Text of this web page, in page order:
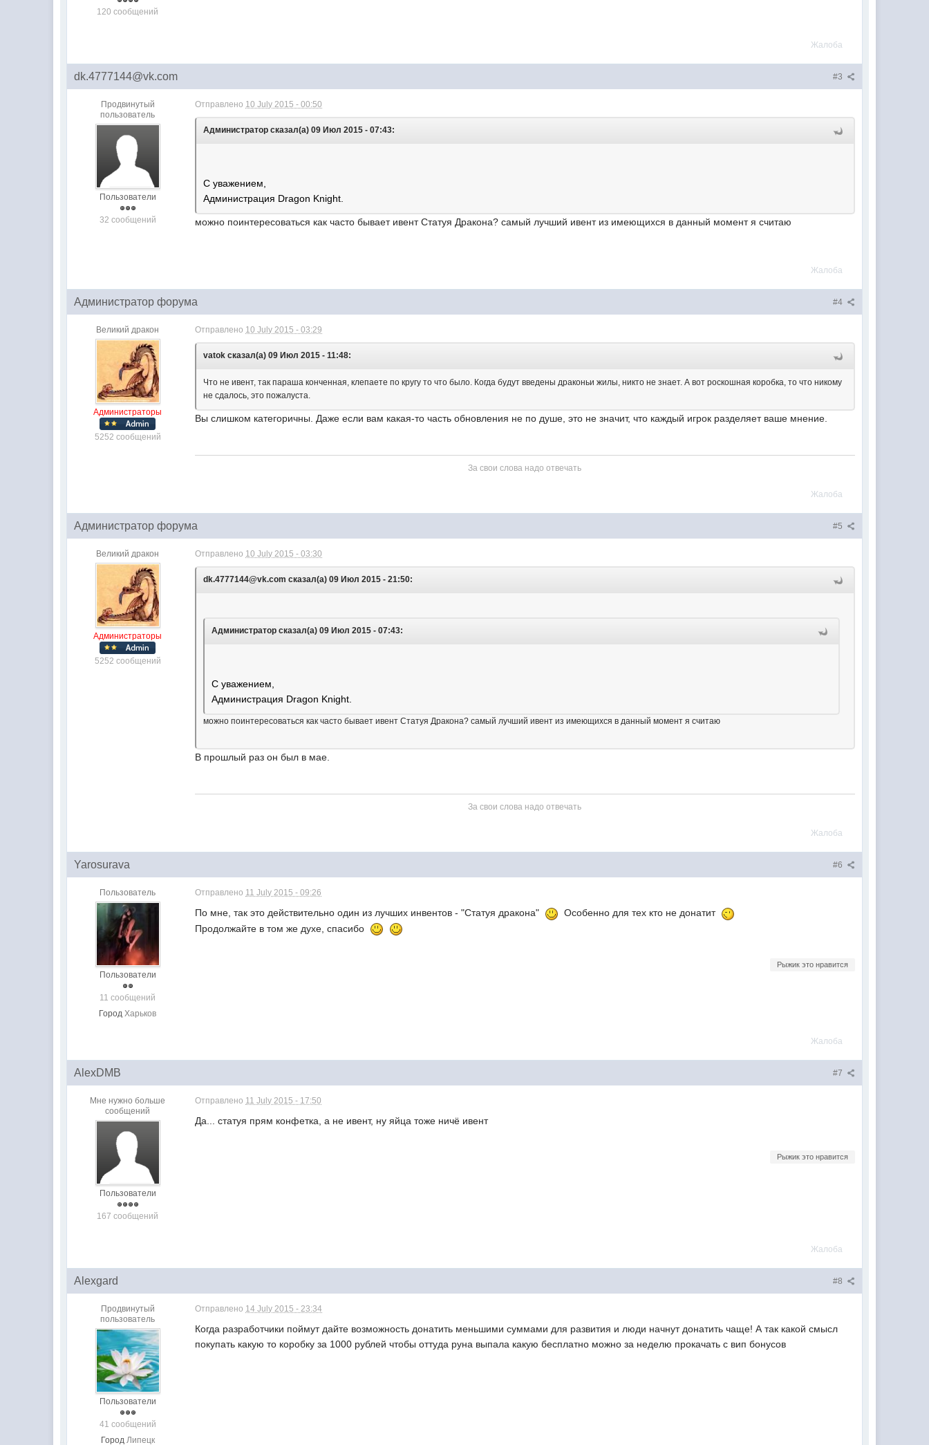
120 сообщений
Жалоба
#3
dk.4777144@vk.com
Продвинутый
пользователь
Пользователи
32 сообщений
Отправлено 10 July 2015 - 00:50
Администратор сказал(а) 09 Июл 2015 - 07:43:
С уважением,
Администрация Dragon Knight.
можно поинтересоваться как часто бывает ивент Статуя Дракона? самый лучший ивент из имеющихся в данный момент я считаю
Жалоба
#4
Администратор форума
Великий дракон
Администраторы
5252 сообщений
Отправлено 10 July 2015 - 03:29
vatok сказал(а) 09 Июл 2015 - 11:48:
Что не ивент, так параша конченная, клепаете по кругу то что было. Когда будут введены драконьи жилы, никто не знает. А вот роскошная коробка, то что никому
не сдалось, это пожалуста.
Вы слишком категоричны. Даже если вам какая-то часть обновления не по душе, это не значит, что каждый игрок разделяет ваше мнение.
За свои слова надо отвечать
Жалоба
#5
Администратор форума
Великий дракон
Администраторы
5252 сообщений
Отправлено 10 July 2015 - 03:30
dk.4777144@vk.com сказал(а) 09 Июл 2015 - 21:50:
Администратор сказал(а) 09 Июл 2015 - 07:43:
С уважением,
Администрация Dragon Knight.
можно поинтересоваться как часто бывает ивент Статуя Дракона? самый лучший ивент из имеющихся в данный момент я считаю
В прошлый раз он был в мае.
За свои слова надо отвечать
Жалоба
#6
Yarosurava
Пользователь
Пользователи
11 сообщений
Город Харьков
Отправлено 11 July 2015 - 09:26
По мне, так это действительно один из лучших инвентов - "Статуя дракона"
Особенно для тех кто не донатит
Продолжайте в том же духе, спасибо
Рыжик это нравится
Жалоба
#7
AlexDMB
Мне нужно больше
сообщений
Пользователи
167 сообщений
Отправлено 11 July 2015 - 17:50
Да... статуя прям конфетка, а не ивент, ну яйца тоже ничё ивент
Рыжик это нравится
Жалоба
#8
Alexgard
Продвинутый
пользователь
Пользователи
41 сообщений
Город Липецк
Отправлено 14 July 2015 - 23:34
Когда разработчики поймут дайте возможность донатить меньшими суммами для развития и люди начнут донатить чаще! А так какой смысл
покупать какую то коробку за 1000 рублей чтобы оттуда руна выпала какую бесплатно можно за неделю прокачать с вип бонусов